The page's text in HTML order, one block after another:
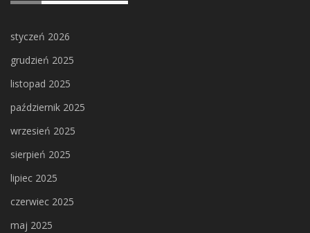
styczeń 2026
grudzień 2025
listopad 2025
październik 2025
wrzesień 2025
sierpień 2025
lipiec 2025
czerwiec 2025
maj 2025